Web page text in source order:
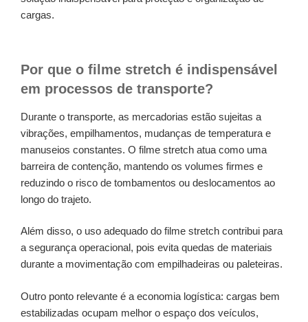
cargas.
Por que o filme stretch é indispensável
em processos de transporte?
Durante o transporte, as mercadorias estão sujeitas a
vibrações, empilhamentos, mudanças de temperatura e
manuseios constantes. O filme stretch atua como uma
barreira de contenção, mantendo os volumes firmes e
reduzindo o risco de tombamentos ou deslocamentos ao
longo do trajeto.
Além disso, o uso adequado do filme stretch contribui para
a segurança operacional, pois evita quedas de materiais
durante a movimentação com empilhadeiras ou paleteiras.
Outro ponto relevante é a economia logística: cargas bem
estabilizadas ocupam melhor o espaço dos veículos,